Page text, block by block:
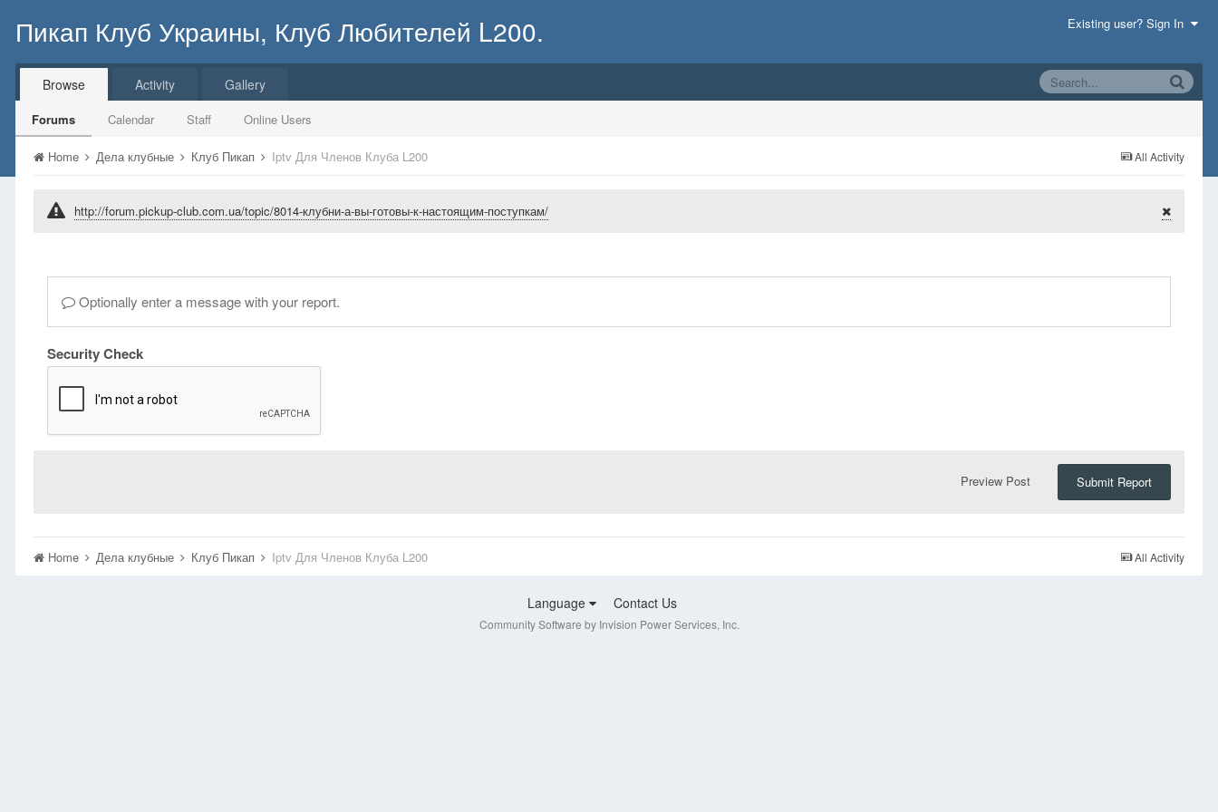
Пикап Клуб Украины, Клуб Любителей L200. Existing user? Sign In
Browse
Forums Calendar Staff Online Users
Activity Gallery
All Activity
Home Дела клубные Клуб Пикап Iptv Для Членов Клуба L200
http://forum.pickup-club.com.ua/topic/8014-клубни-а-вы-готовы-к-настоящим-поступкам/
Optionally enter a message with your report.
Security Check
Submit Report
Preview Post
All Activity
Home Дела клубные Клуб Пикап Iptv Для Членов Клуба L200
Language Contact Us
Community Software by Invision Power Services, Inc.